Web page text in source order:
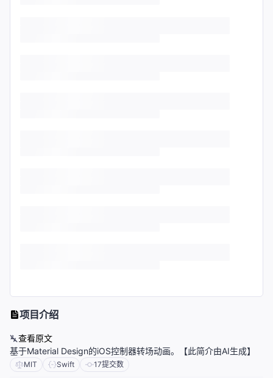
项目介绍
查看原文
基于Material Design的iOS控制器转场动画。【此简介由AI生成】
MIT Swift 17提交数